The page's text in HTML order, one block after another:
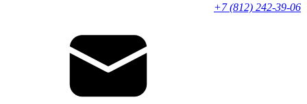
+7 (812) 242-39-06